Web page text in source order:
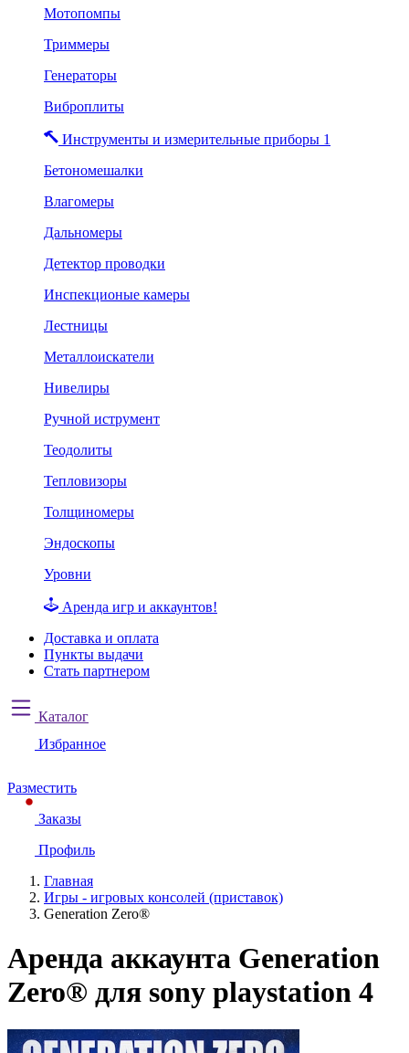
Мотопомпы
Триммеры
Генераторы
Виброплиты
Инструменты и измерительные приборы 1
Бетономешалки
Влагомеры
Дальномеры
Детектор проводки
Инспекционые камеры
Лестницы
Металлоискатели
Нивелиры
Ручной иструмент
Теодолиты
Тепловизоры
Толщиномеры
Эндоскопы
Уровни
Аренда игр и аккаунтов!
Доставка и оплата
Пункты выдачи
Стать партнером
Каталог
Избранное
Разместить
Заказы
Профиль
Главная
Игры - игровых консолей (приставок)
Generation Zero®
Аренда аккаунта Generation
Zero® для sony playstation 4